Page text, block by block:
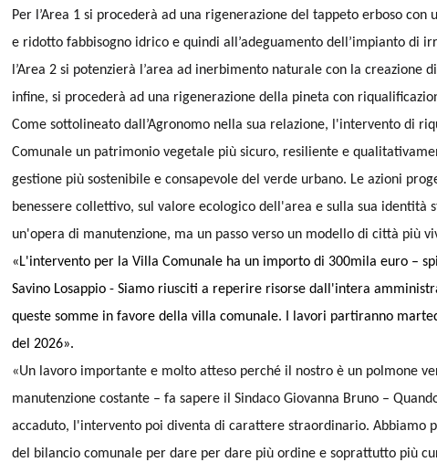
Per l’Area 1 si procederà ad una rigenerazione del tappeto erboso
e ridotto fabbisogno idrico e quindi all’adeguamento dell’impianto di
l’Area 2 si potenzierà l’area ad inerbimento naturale con la creazione
infine, si procederà ad una rigenerazione della pineta con
Come sottolineato dall’Agronomo nella sua relazione, l'intervento di
Comunale un patrimonio vegetale più sicuro, resiliente e
gestione più sostenibile e consapevole del verde urbano. Le azioni
benessere collettivo, sul valore ecologico dell'area e sulla sua identità
un'opera di manutenzione, ma un passo verso un modello di città più
«L'intervento per la Villa Comunale ha un importo di 300mila euro –
Savino Losappio - Siamo riusciti a reperire risorse dall'intera
queste somme in favore della villa comunale. I lavori partiranno
del 2026».
«Un lavoro importante e molto atteso perché il nostro è un polmone
manutenzione costante – fa sapere il Sindaco Giovanna Bruno –
accaduto, l'intervento poi diventa di carattere straordinario. Abbiamo
del bilancio comunale per dare per dare più ordine e soprattutto più